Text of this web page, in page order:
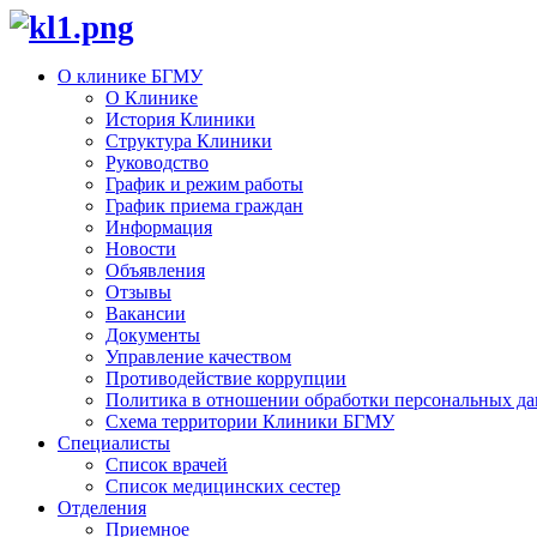
О клинике БГМУ
О Клинике
История Клиники
Структура Клиники
Руководство
График и режим работы
График приема граждан
Информация
Новости
Объявления
Отзывы
Вакансии
Документы
Управление качеством
Противодействие коррупции
Политика в отношении обработки персональных
Схема территории Клиники БГМУ
Специалисты
Список врачей
Список медицинских сестер
Отделения
Приемное